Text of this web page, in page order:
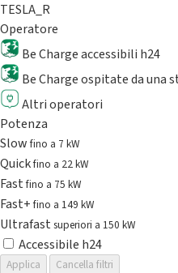
TESLA_R
Operatore
Be Charge accessibili h24
Be Charge ospitate da una
Altri operatori
Potenza
Slowfino a 7 kW
Quickfino a 22 kW
Fastfino a 75 kW
Fast+fino a 149 kW
Ultrafast superiori a 150 kW
Accessibile h24
Applica
Cancella filtri